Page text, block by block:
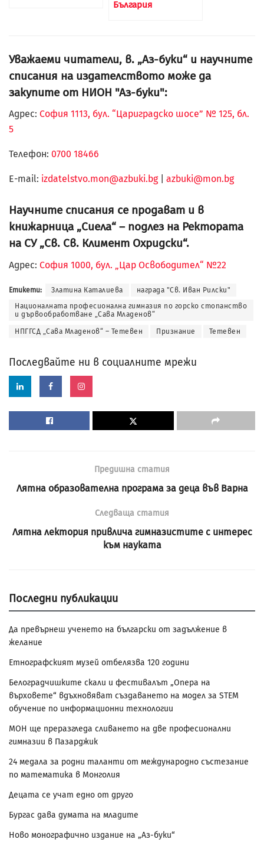
България
Уважаеми читатели, в. „Аз-буки“ и научните
списания на издателството може да
закупите от НИОН "Аз-буки":
Адрес: София 1113, бул. “Цариградско шосе” № 125, бл.
5
Телефон: 0700 18466
Е-mail: izdatelstvo.mon@azbuki.bg| azbuki@mon.bg
Научните списания се продават и в
книжарница „Сиела“ – подлез на Ректората
на СУ „Св. Св. Климент Охридски“.
Адрес: София 1000, бул. „Цар Освободител“ №22
Етикети: Златина Каталиева
награда "Св. Иван Рилски"
Националната професионална гимназия по горско стопанство
и дървообработване „Сава Младенов“
НПГГСД „Сава Младенов“ – Тетевен Признание Тетевен
Последвайте ни в социалните мрежи
Предишна статия
Лятна образователна програма за деца във Варна
Следваща статия
Лятна лектория привлича гимназистите с интерес
към науката
Последни публикации
Да превърнеш ученето на български от задължение в
желание
Етнографският музей отбелязва 120 години
Белоградчишките скали и фестивалът „Опера на
върховете“ вдъхновяват създаването на модел за STEM
обучение по информационни технологии
МОН ще преразгледа сливането на две професионални
гимназии в Пазарджик
24 медала за родни таланти от международно състезание
по математика в Монголия
Децата се учат едно от друго
Бургас дава думата на младите
Ново монографично издание на „Аз-буки“